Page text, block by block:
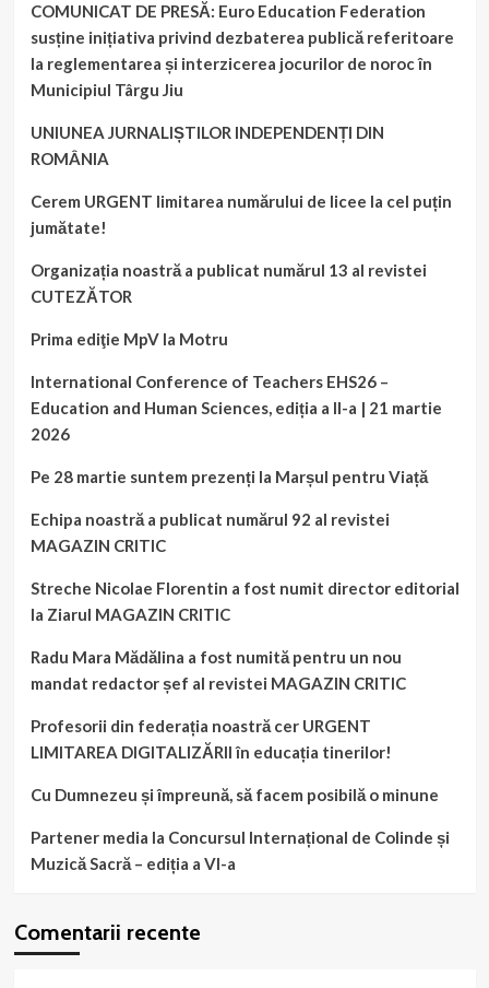
COMUNICAT DE PRESĂ: Euro Education Federation
susține inițiativa privind dezbaterea publică referitoare
la reglementarea și interzicerea jocurilor de noroc în
Municipiul Târgu Jiu
UNIUNEA JURNALIȘTILOR INDEPENDENȚI DIN
ROMÂNIA
Cerem URGENT limitarea numărului de licee la cel puțin
jumătate!
Organizația noastră a publicat numărul 13 al revistei
CUTEZĂTOR
Prima ediţie MpV la Motru
International Conference of Teachers EHS26 –
Education and Human Sciences, ediția a II-a | 21 martie
2026
Pe 28 martie suntem prezenți la Marșul pentru Viață
Echipa noastră a publicat numărul 92 al revistei
MAGAZIN CRITIC
Streche Nicolae Florentin a fost numit director editorial
la Ziarul MAGAZIN CRITIC
Radu Mara Mădălina a fost numită pentru un nou
mandat redactor șef al revistei MAGAZIN CRITIC
Profesorii din federația noastră cer URGENT
LIMITAREA DIGITALIZĂRII în educația tinerilor!
Cu Dumnezeu și împreună, să facem posibilă o minune
Partener media la Concursul Internațional de Colinde și
Muzică Sacră – ediția a VI-a
Comentarii recente